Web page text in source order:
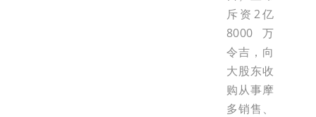
斥资2亿
8000万
令吉，向
大股东收
购从事摩
多销售、